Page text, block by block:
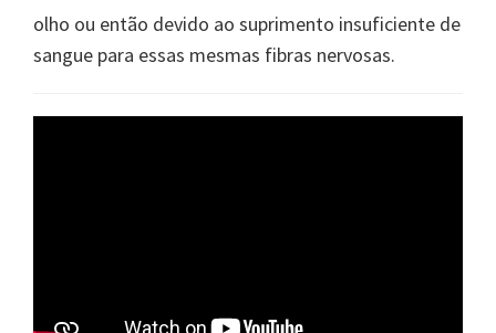
olho ou então devido ao suprimento insuficiente de
sangue para essas mesmas fibras nervosas.